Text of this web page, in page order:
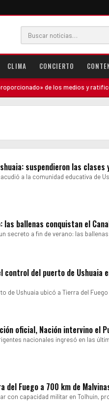
CLIMA CONCIERTO
de los medios y ratificó
suspendieron las
a la comunidad educativa de
las ballenas conquistan el
secreto a fin de verano: las
control del puerto de Ushuaia
de Ushuaia ubicó a Tierra del
oficial, Nación intervino el
nacionales ingresó en las
del Fuego a 700 km de
con capacidad militar en Tolhuin,